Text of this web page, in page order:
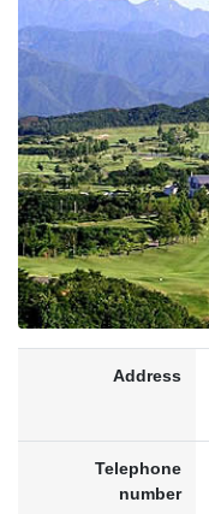
Address
Telephone
number